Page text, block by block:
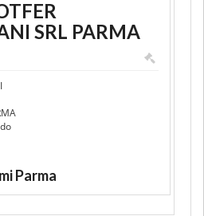
SRL PARMA
Parma